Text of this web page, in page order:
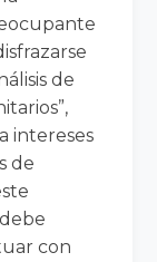
de
intereses
de
con